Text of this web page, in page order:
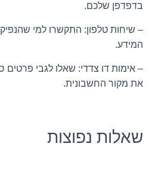
בדפדפן שלכם.
– שיחות טלפון: התקשרו למי
המידע.
– אימות דו צדדי: שאלו לגבי פרטים
את מקור החשבונית.
שאלות נפוצות